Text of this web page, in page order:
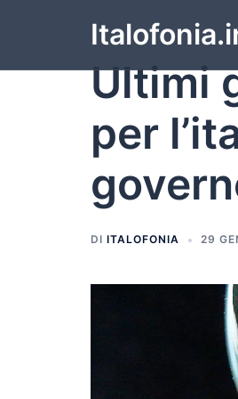
Ultimi
per
DI ITALOFONIA 29